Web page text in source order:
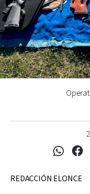
REDACCIÓN ELONCE